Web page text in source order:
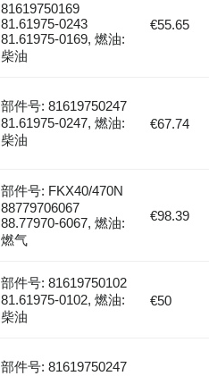
81619750169
81.61975-0243
81.61975-0169, 燃油:
柴油
€55.65
部件号: 81619750247
81.61975-0247, 燃油:
柴油
€67.74
部件号: FKX40/470N
88779706067
88.77970-6067, 燃油:
燃气
€98.39
部件号: 81619750102
81.61975-0102, 燃油:
柴油
€50
部件号: 81619750247